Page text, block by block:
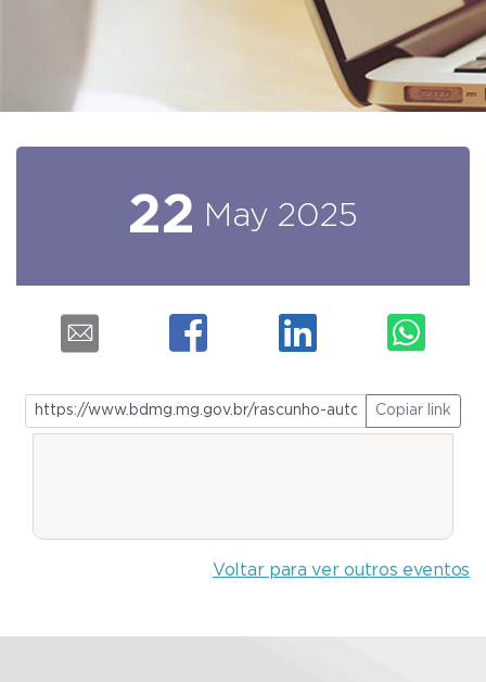
22 May 2025
Copiar link
Voltar para ver outros eventos